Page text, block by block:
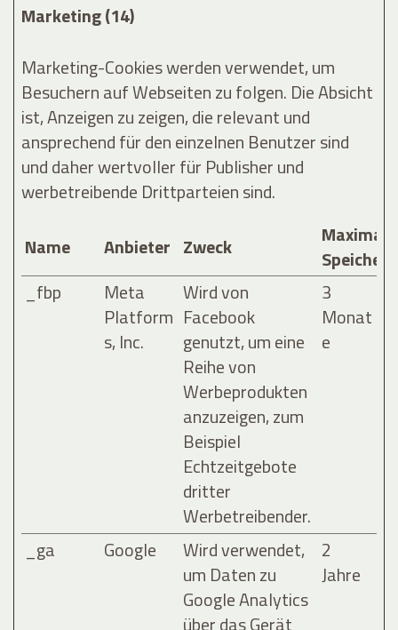
Marketing (14)
Marketing-Cookies werden verwendet, um
Besuchern auf Webseiten zu folgen. Die Absicht
ist, Anzeigen zu zeigen, die relevant und
ansprechend für den einzelnen Benutzer sind
und daher wertvoller für Publisher und
werbetreibende Drittparteien sind.
Name
Anbieter Zweck
Maximale
_fbp
Meta
Platform
s, Inc.
Wird von
Facebook
genutzt, um eine
Reihe von
Werbeprodukten
anzuzeigen, zum
Beispiel
Echtzeitgebote
dritter
Werbetreibender.
3
Monat
e
_ga Google
Wird verwendet,
um Daten zu
Google Analytics
über das Gerät
2
Jahre